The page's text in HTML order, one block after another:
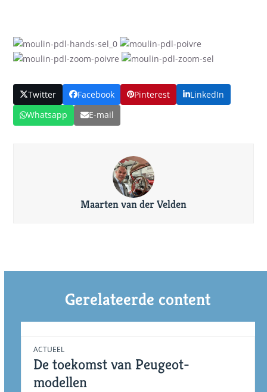
Twitter Facebook Pinterest
LinkedIn
Whatsapp
E-mail
Maarten van der Velden
Gerelateerde content
De toekomst van Peugeot-
modellen
ACTUEEL